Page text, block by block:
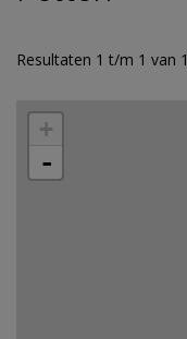
Resultaten 1 t/m 1 van 1
+
-